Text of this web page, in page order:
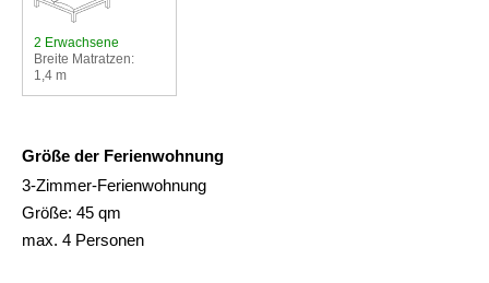
2 Erwachsene
Breite Matratzen:
1,4 m
Größe der Ferienwohnung
3-Zimmer-Ferienwohnung
Größe: 45 qm
max. 4 Personen